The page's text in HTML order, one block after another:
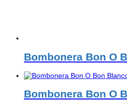
Bombonera Bon O
Bombonera Bon O